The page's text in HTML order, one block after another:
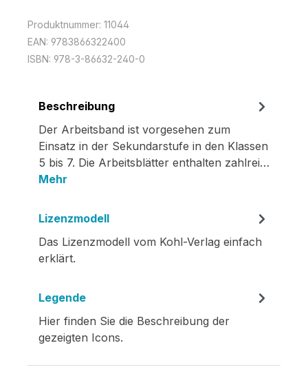
Produktnummer: 11044
EAN: 9783866322400
ISBN: 978-3-86632-240-0
Beschreibung
Der Arbeitsband ist vorgesehen zum
Einsatz in der Sekundarstufe in den Klassen
5 bis 7. Die Arbeitsblätter enthalten zahlrei…
Mehr
Lizenzmodell
Das Lizenzmodell vom Kohl-Verlag einfach
erklärt.
Legende
Hier finden Sie die Beschreibung der
gezeigten Icons.